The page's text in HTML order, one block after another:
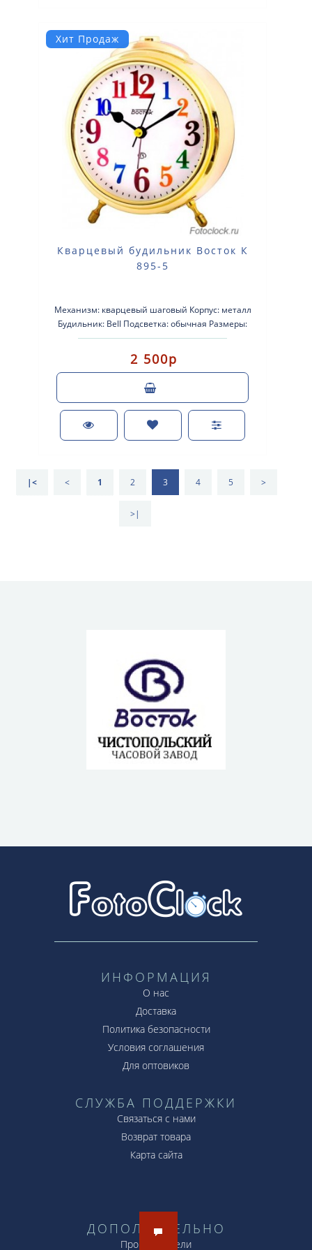
Хит Продаж
Кварцевый будильник Восток К
895-5
Механизм: кварцевый шаговый Корпус: металл
Будильник: Bell Подсветка: обычная Размеры:
110х113х45 Питани..
2 500р
|< < 1 2 3 4 5 >
>|
ИНФОРМАЦИЯ
О нас
Доставка
Политика безопасности
Условия соглашения
Для оптовиков
СЛУЖБА ПОДДЕРЖКИ
Связаться с нами
Возврат товара
Карта сайта
ДОПОЛНИТЕЛЬНО
Производители